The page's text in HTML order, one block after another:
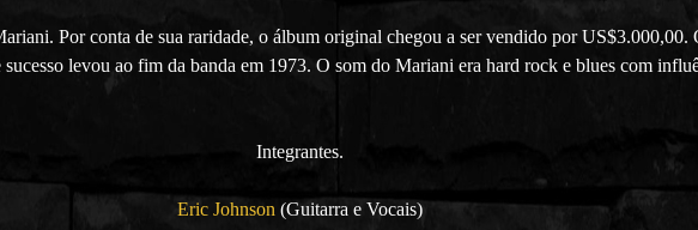
Por conta de sua raridade, o álbum original chegou a ser vendido por US$3.000,00.
levou ao fim da banda em 1973. O som do Mariani era hard rock e blues com
Integrantes.
Eric Johnson (Guitarra e Vocais)